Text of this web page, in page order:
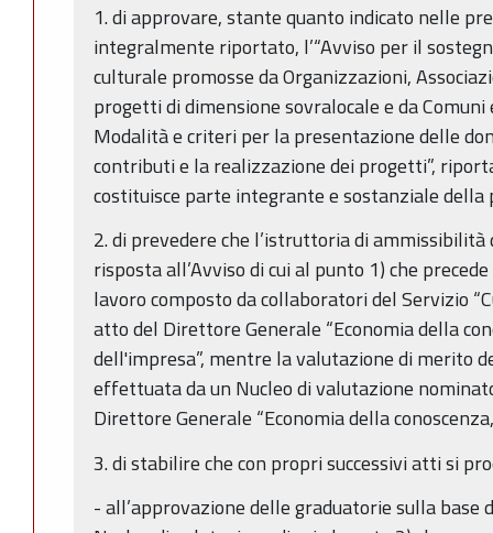
1. di approvare, stante quanto indicato nelle
integralmente riportato, l’“Avviso per il
culturale promosse da Organizzazioni,
progetti di dimensione sovralocale e da
Modalità e criteri per la presentazione delle
contributi e la realizzazione dei progetti”,
costituisce parte integrante e sostanziale della
2. di prevedere che l’istruttoria di
risposta all’Avviso di cui al punto 1) che
lavoro composto da collaboratori del Servizio
atto del Direttore Generale “Economia della
dell'impresa”, mentre la valutazione di merito
effettuata da un Nucleo di valutazione
Direttore Generale “Economia della
3. di stabilire che con propri successivi atti si
- all’approvazione delle graduatorie sulla